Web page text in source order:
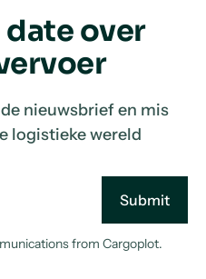
over
nieuwsbrief en mis
logistieke wereld
from Cargoplot.